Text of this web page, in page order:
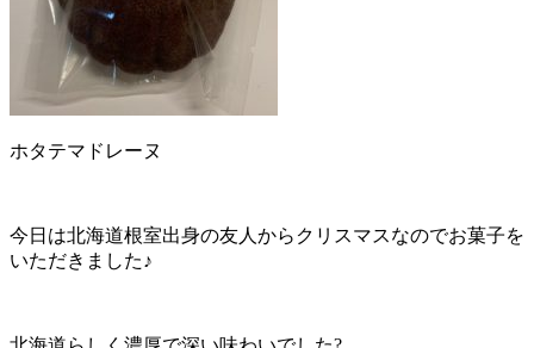
ホタテマドレーヌ
今日は北海道根室出身の友人からクリスマスなのでお菓子を
いただきました♪